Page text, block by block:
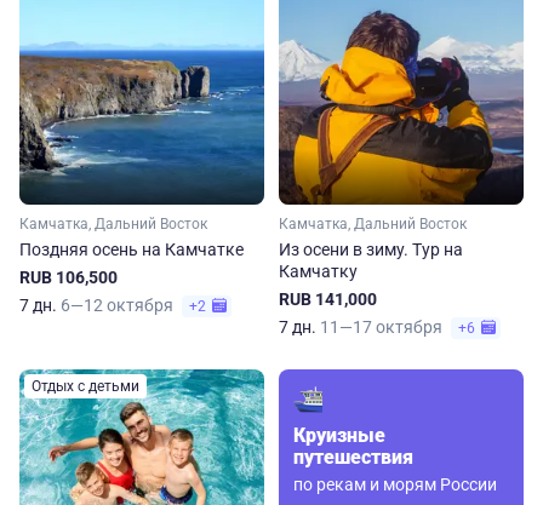
Камчатка, Дальний Восток
Поздняя осень на Камчатке
RUB 106,500
7 дн. 6—12 октября +2
Камчатка, Дальний Восток
Из осени в зиму. Тур на
Камчатку
RUB 141,000
7 дн. 11—17 октября +6
Отдых с детьми
Круизные
путешествия
по рекам и морям России